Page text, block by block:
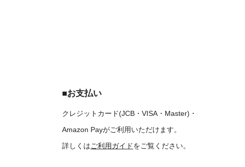
■お支払い
クレジットカード(JCB・VISA・Master)・
Amazon Payがご利用いただけます。
詳しくはご利用ガイドをご覧ください。